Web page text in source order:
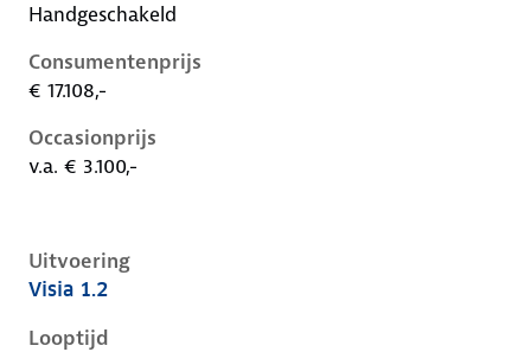
Handgeschakeld
Consumentenprijs
€ 17.108,-
Occasionprijs
v.a. € 3.100,-
Uitvoering
Nissan Micra iii-k12-1e-facelift, 1.2, 59 kW, Benzine,
Visia 1.2
Looptijd